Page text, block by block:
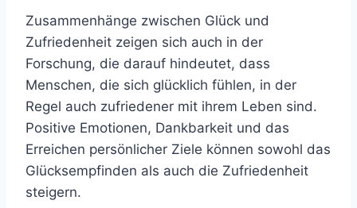
Zusammenhänge zwischen Glück und
Zufriedenheit zeigen sich auch in der
Forschung, die darauf hindeutet, dass
Menschen, die sich glücklich fühlen, in der
Regel auch zufriedener mit ihrem Leben sind.
Positive Emotionen, Dankbarkeit und das
Erreichen persönlicher Ziele können sowohl das
Glücksempfinden als auch die Zufriedenheit
steigern.